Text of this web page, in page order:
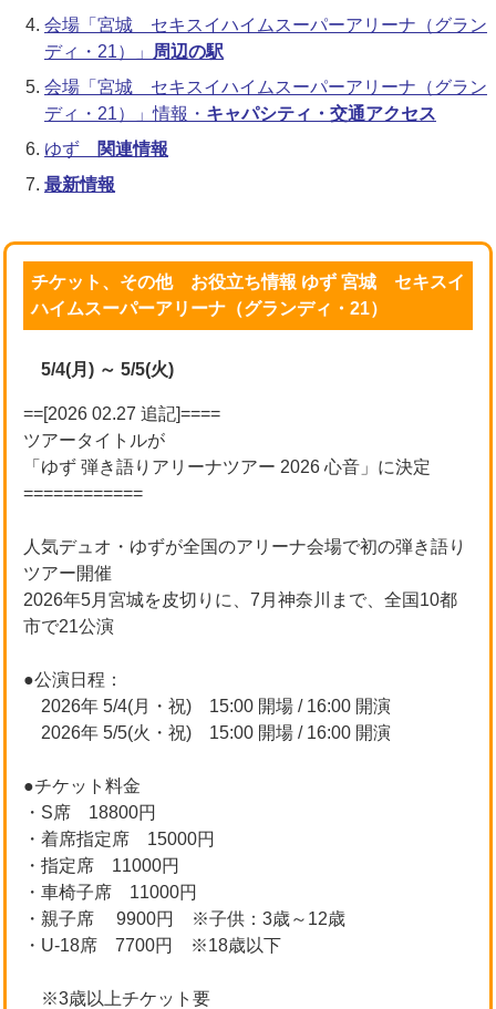
会場「宮城 セキスイハイムスーパーアリーナ（グラン
ディ・21）」
周辺の駅
会場「宮城 セキスイハイムスーパーアリーナ（グラン
ディ・21）」情報・ キャパシティ・交通アクセス
ゆず
関連情報
最新情報
チケット、その他 お役立ち情報 ゆず 宮城 セキスイ
ハイムスーパーアリーナ（グランディ・21）
5/4(月) ～ 5/5(火)
==[2026 02.27 追記]====
ツアータイトルが
「ゆず 弾き語りアリーナツアー 2026 心音」に決定
============
人気デュオ・ゆずが全国のアリーナ会場で初の弾き語り
ツアー開催
2026年5月宮城を皮切りに、7月神奈川まで、全国10都
市で21公演
●公演日程：
2026年 5/4(月・祝) 15:00 開場 / 16:00 開演
2026年 5/5(火・祝) 15:00 開場 / 16:00 開演
●チケット料金
・S席 18800円
・着席指定席 15000円
・指定席 11000円
・車椅子席 11000円
・親子席 9900円 ※子供：3歳～12歳
・U-18席 7700円 ※18歳以下
※3歳以上チケット要